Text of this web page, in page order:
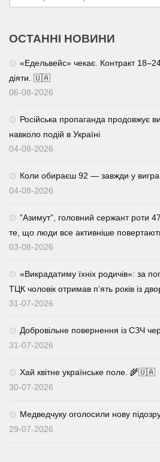
ОСТАННІ НОВИНИ
«Едельвейс» чекає. Контракт
діяти. 🇺🇦
06-08-2026
Російська пропаганда продовжує
навколо подій в Україні
04-08-2026
Коли обираєш 92 — завжди у
04-08-2026
⁨”Азимут”, головний сержант роти
те, що люди все активніше
03-08-2026
«Викрадатиму їхніх родичів»: за
ТЦК чоловік отримав п’ять років із
31-07-2026
Добровільне повернення із СЗЧ
31-07-2026
Хай квітне українське поле. 🌾🇺🇦
30-07-2026
Медведчуку оголосили нову
29-07-2026